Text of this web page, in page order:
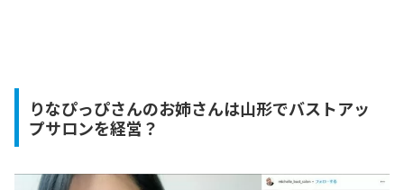
りなぴっぴさんのお姉さんは山形でバストアッ
プサロンを経営？